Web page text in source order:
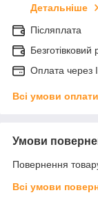
Детальніше
Післяплата
Оплата через
Всі умови оплати
Умови
Повернення
Всі умови